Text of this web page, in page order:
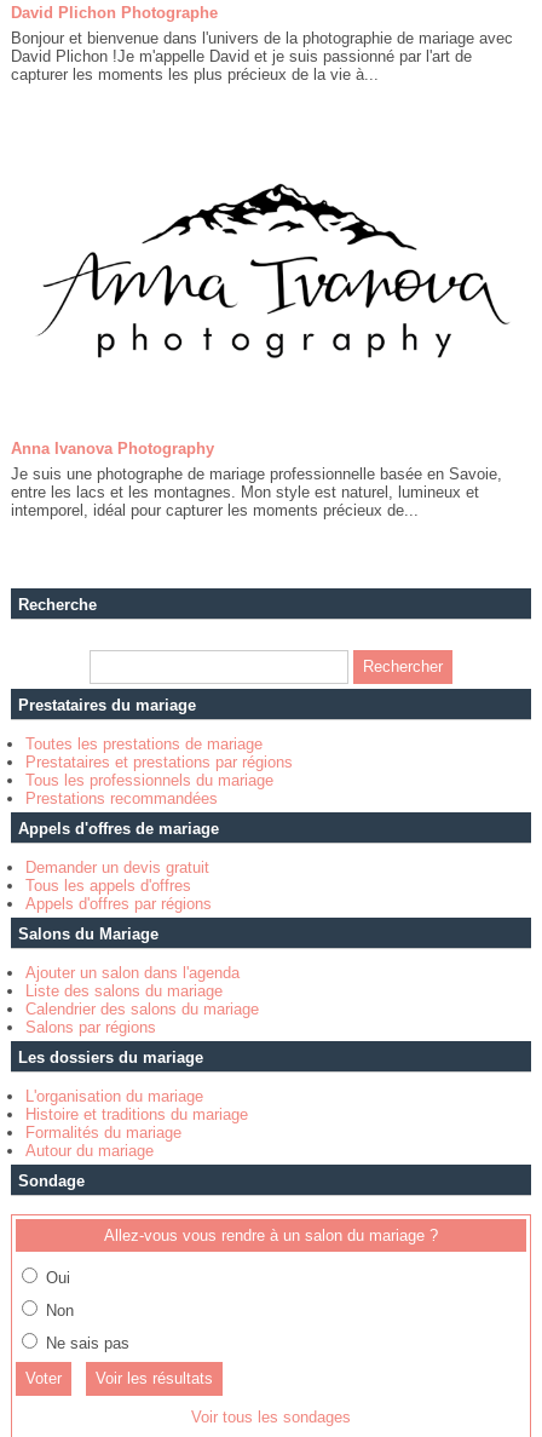
David Plichon Photographe
Bonjour et bienvenue dans l'univers de la photographie de mariage avec
David Plichon !Je m'appelle David et je suis passionné par l'art de
capturer les moments les plus précieux de la vie à...
Anna Ivanova Photography
Je suis une photographe de mariage professionnelle basée en Savoie,
entre les lacs et les montagnes. Mon style est naturel, lumineux et
intemporel, idéal pour capturer les moments précieux de...
Recherche
Prestataires du mariage
Toutes les prestations de mariage
Prestataires et prestations par régions
Tous les professionnels du mariage
Prestations recommandées
Appels d'offres de mariage
Demander un devis gratuit
Tous les appels d'offres
Appels d'offres par régions
Salons du Mariage
Ajouter un salon dans l'agenda
Liste des salons du mariage
Calendrier des salons du mariage
Salons par régions
Les dossiers du mariage
L'organisation du mariage
Histoire et traditions du mariage
Formalités du mariage
Autour du mariage
Sondage
Allez-vous vous rendre à un salon du mariage ?
Oui
Non
Ne sais pas
Voir les résultats
Voir tous les sondages